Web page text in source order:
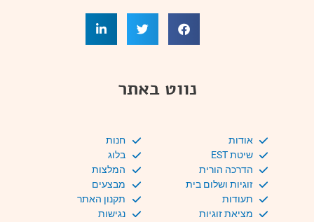
נווט באתר
אודות
שיטת EST
הדרכה הורית
זוגיות ושלום בית
תעודות
מציאת זוגיות
חנות
בלוג
המלצות
מבצעים
תקנון האתר
נגישות